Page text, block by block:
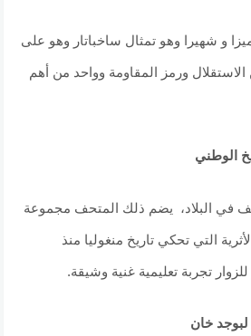
و شهيرا وهو تمثال ساخباتار وهو على
ورمز المقاومة وواحد من أهم
الوطني
البلاد، يضم ذلك المتحف مجموعة
التي تحكي تاريخ منغوليا منذ
تجربة تعليمية غنية وشيقة.
خان